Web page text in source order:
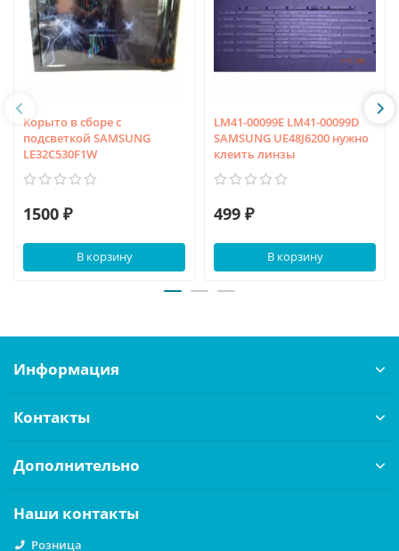
Корыто в сборе с
подсветкой SAMSUNG
LE32C530F1W
1500 ₽
В корзину
LM41-00099E LM41-00099D
SAMSUNG UE48J6200 нужно
клеить линзы
499 ₽
В корзину
Информация
Контакты
Дополнительно
Наши контакты
Розница